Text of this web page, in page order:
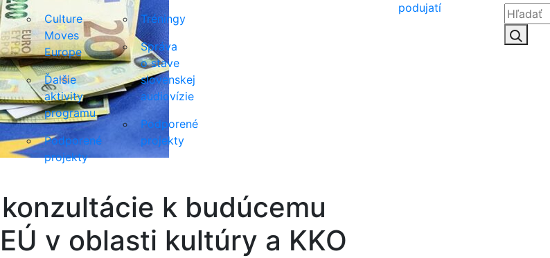
Culture
Moves
Europe
Ďalšie
aktivity
programu
Podporené
projekty
Tréningy
Správa
o stave
slovenskej
audiovízie
Podporené
projekty
podujatí
Hľadať:
k budúcemu
v oblasti kultúry a KKO